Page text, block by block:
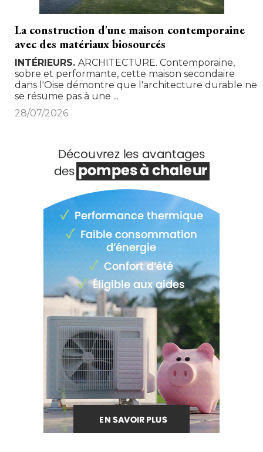
La construction d'une maison contemporaine
avec des matériaux biosourcés
INTÉRIEURS ARCHITECTURE. Contemporaine,
sobre et performante, cette maison secondaire
dans l'Oise démontre que l'architecture durable ne
se résume pas à une ...
28/07/2026